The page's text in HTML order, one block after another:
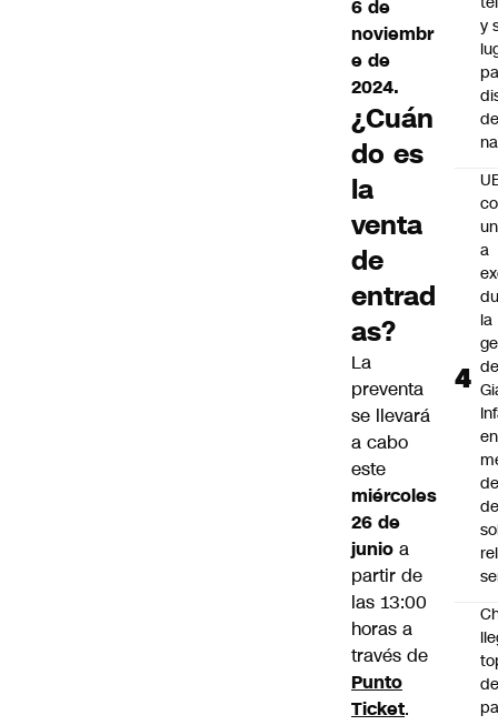
6 de
noviembr
e de
2024.
¿Cuán
do es
la
venta
de
entrad
as?
La
preventa
se llevará
a cabo
este
miércoles
26 de
junio a
partir de
las 13:00
horas a
través de
Punto
Ticket.
y
a
la
de
en
de